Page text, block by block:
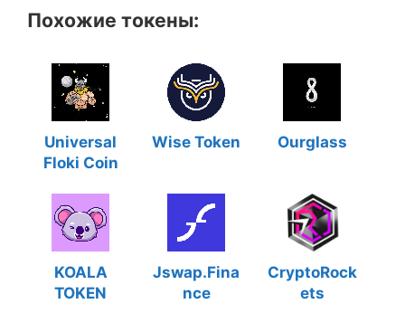
Похожие токены:
Universal
Floki Coin
Wise Token Ourglass
KOALA
TOKEN
Jswap.Fina
nce
CryptoRock
ets